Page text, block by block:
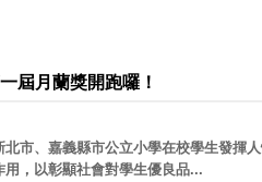
屆月蘭獎開跑囉！
市、嘉義縣市公立小學在校學生發揮
，以彰顯社會對學生優良品...